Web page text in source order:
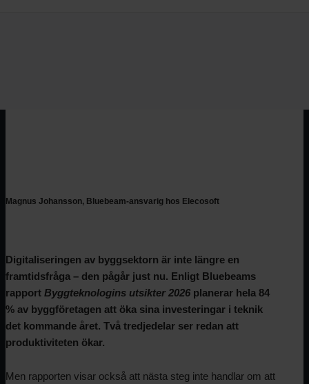
Magnus Johansson, Bluebeam-ansvarig hos Elecosoft
Digitaliseringen av byggsektorn är inte längre en
framtidsfråga – den pågår just nu. Enligt Bluebeams
rapport Byggteknologins utsikter 2026 planerar hela 84
% av byggföretagen att öka sina investeringar i teknik
det kommande året. Två tredjedelar ser redan att
produktiviteten ökar.
Men rapporten visar också att nästa steg inte handlar om att